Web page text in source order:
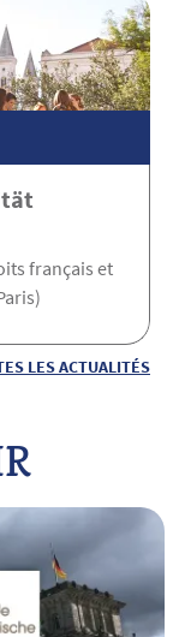
français et
LES ACTUALITÉS